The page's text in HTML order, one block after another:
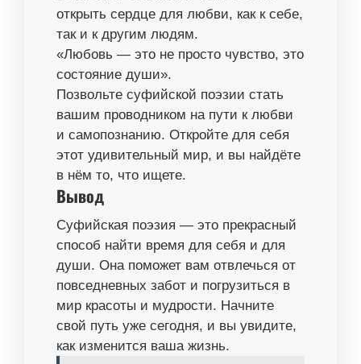
открыть сердце для любви, как к себе,
так и к другим людям.
«Любовь — это не просто чувство, это
состояние души».
Позвольте суфийской поэзии стать
вашим проводником на пути к любви
и самопознанию. Откройте для себя
этот удивительный мир, и вы найдёте
в нём то, что ищете.
Вывод
Суфийская поэзия — это прекрасный
способ найти время для себя и для
души. Она поможет вам отвлечься от
повседневных забот и погрузиться в
мир красоты и мудрости. Начните
свой путь уже сегодня, и вы увидите,
как изменится ваша жизнь.